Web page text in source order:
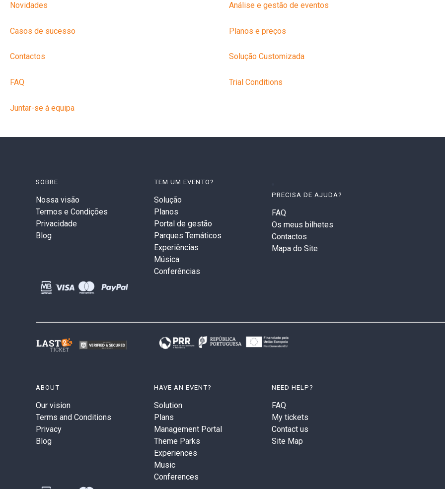
Novidades
Casos de sucesso
Contactos
FAQ
Juntar-se à equipa
Análise e gestão de eventos
Planos e preços
Solução Customizada
Trial Conditions
SOBRE
Nossa visão
Termos e Condições
Privacidade
Blog
TEM UM EVENTO?
Solução
Planos
Portal de gestão
Parques Temáticos
Experiências
Música
Conferências
PRECISA DE AJUDA?
FAQ
Os meus bilhetes
Contactos
Mapa do Site
ABOUT
Our vision
Terms and Conditions
Privacy
Blog
HAVE AN EVENT?
Solution
Plans
Management Portal
Theme Parks
Experiences
Music
Conferences
NEED HELP?
FAQ
My tickets
Contact us
Site Map